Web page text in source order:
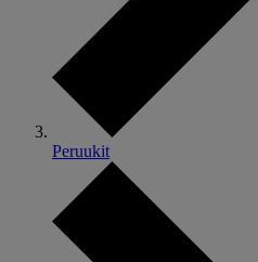
Peruukit